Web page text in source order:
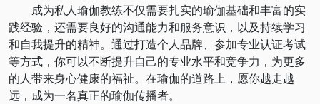
成为私人瑜伽教练不仅需要扎实的瑜伽基础和丰富的实
践经验，还需要良好的沟通能力和服务意识，以及持续学习
和自我提升的精神。通过打造个人品牌、参加专业认证考试
等方式，你可以不断提升自己的专业水平和竞争力，为更多
的人带来身心健康的福祉。在瑜伽的道路上，愿你越走越
远，成为一名真正的瑜伽传播者。